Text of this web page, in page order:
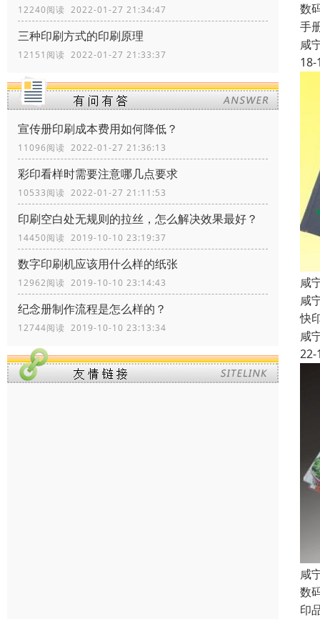
12240阅读 2022-01-27 21:34:47
三种印刷方式的印刷原理
12151阅读 2022-01-27 21:33:37
宣传册印刷成本费用如何降低？
11096阅读 2022-01-27 21:36:13
彩印看样时需要注意哪几点要求
10533阅读 2022-01-27 21:11:53
印刷空白处无规则的拉丝，怎么解决效果最好？
14450阅读 2019-10-10 23:19:37
数字印刷机应该用什么样的纸张
12962阅读 2019-10-10 23:14:43
纪念册制作流程是怎么样的？
12744阅读 2019-10-10 23:13:34
数
手
咸
18-
咸
咸
快
咸
22-
咸
数
印